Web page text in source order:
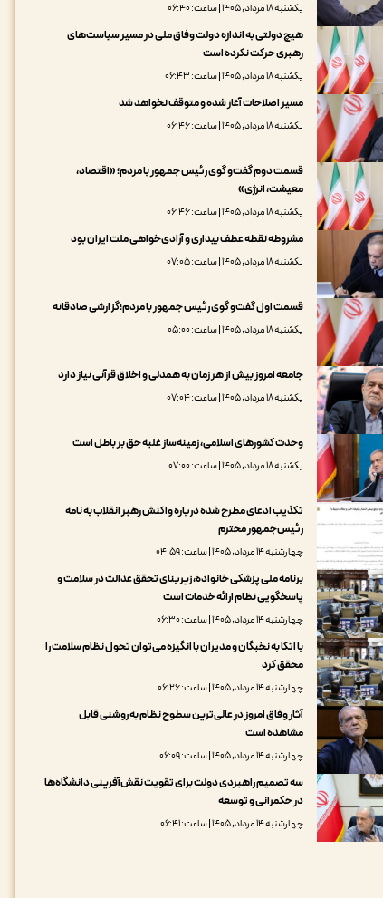
یکشنبه ۱۸ مرداد, ۱۴۰۵ | ساعت: ۰۶:۴۰
هیچ دولتی به اندازه دولت وفاق ملی در مسیر سیاست‌های
رهبری حرکت نکرده است
یکشنبه ۱۸ مرداد, ۱۴۰۵ | ساعت: ۰۶:۴۳
مسیر اصلاحات آغاز شده و متوقف نخواهد شد
یکشنبه ۱۸ مرداد, ۱۴۰۵ | ساعت: ۰۶:۴۶
قسمت دوم گفت‌و گوی رئیس جمهور با مردم؛ «اقتصاد،
معیشت، انرژی»
یکشنبه ۱۸ مرداد, ۱۴۰۵ | ساعت: ۰۶:۴۶
مشروطه نقطه عطف بیداری و آزادی‌خواهی ملت ایران بود
یکشنبه ۱۸ مرداد, ۱۴۰۵ | ساعت: ۰۷:۰۵
قسمت اول گفت‌و گوی رئیس جمهور با مردم؛گزارشی صادقانه
یکشنبه ۱۸ مرداد, ۱۴۰۵ | ساعت: ۰۵:۰۰
جامعه امروز بیش از هر زمان به همدلی و اخلاق قرآنی نیاز دارد
یکشنبه ۱۸ مرداد, ۱۴۰۵ | ساعت: ۰۷:۰۴
وحدت کشورهای اسلامی، زمینه‌ساز غلبه حق بر باطل است
یکشنبه ۱۸ مرداد, ۱۴۰۵ | ساعت: ۰۷:۰۰
تکذیب ادعای مطرح شده درباره واکنش رهبر انقلاب به نامه
رئیس‌جمهور محترم
چهارشنبه ۱۴ مرداد, ۱۴۰۵ | ساعت: ۰۴:۵۹
برنامه ملی پزشکی خانواده، زیربنای تحقق عدالت در سلامت و
پاسخگویی نظام ارائه خدمات است
چهارشنبه ۱۴ مرداد, ۱۴۰۵ | ساعت: ۰۶:۳۰
با اتکا به نخبگان و مدیران با انگیزه می‌توان تحول نظام سلامت را
محقق کرد
چهارشنبه ۱۴ مرداد, ۱۴۰۵ | ساعت: ۰۶:۲۶
آثار وفاق امروز در عالی‌ترین سطوح نظام به روشنی قابل
مشاهده است
چهارشنبه ۱۴ مرداد, ۱۴۰۵ | ساعت: ۰۶:۰۹
سه تصمیم راهبردی دولت برای تقویت نقش‌آفرینی دانشگاه‌ها
در حکمرانی و توسعه
چهارشنبه ۱۴ مرداد, ۱۴۰۵ | ساعت: ۰۶:۴۱